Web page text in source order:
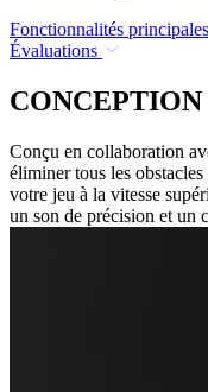
Fonctionnalités principales
Évaluations
Conçu en collaboration
éliminer tous les
votre jeu à la vitesse
un son de précision et un